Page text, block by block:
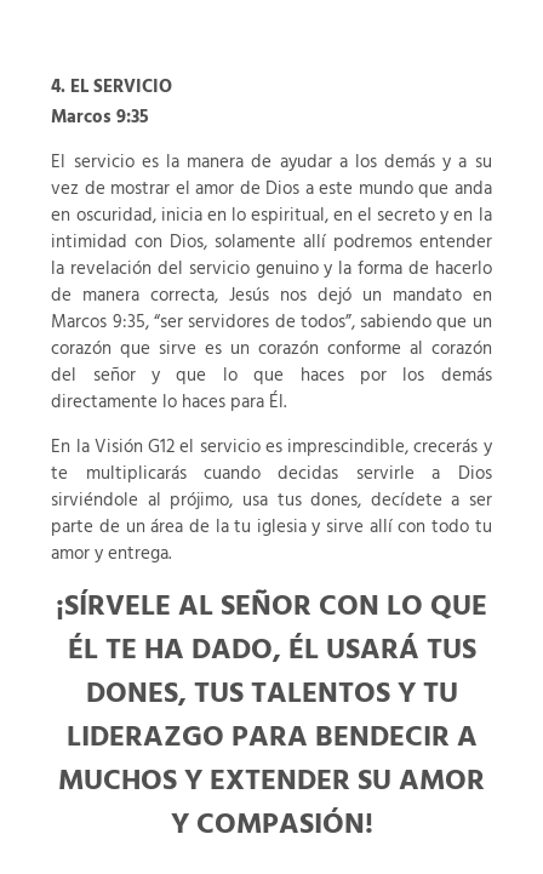
4. EL SERVICIO
Marcos 9:35
El servicio es la manera de ayudar a los demás y a su
vez de mostrar el amor de Dios a este mundo que anda
en oscuridad, inicia en lo espiritual, en el secreto y en la
intimidad con Dios, solamente allí podremos entender
la revelación del servicio genuino y la forma de hacerlo
de manera correcta, Jesús nos dejó un mandato en
Marcos 9:35, “ser servidores de todos”, sabiendo que un
corazón que sirve es un corazón conforme al corazón
del señor y que lo que haces por los demás
directamente lo haces para Él.
En la Visión G12 el servicio es imprescindible, crecerás y
te multiplicarás cuando decidas servirle a Dios
sirviéndole al prójimo, usa tus dones, decídete a ser
parte de un área de la tu iglesia y sirve allí con todo tu
amor y entrega.
¡SÍRVELE AL SEÑOR CON LO QUE
ÉL TE HA DADO, ÉL USARÁ TUS
DONES, TUS TALENTOS Y TU
LIDERAZGO PARA BENDECIR A
MUCHOS Y EXTENDER SU AMOR
Y COMPASIÓN!